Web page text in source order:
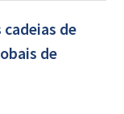
de
de